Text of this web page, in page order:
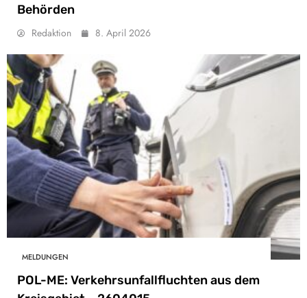
Behörden
Redaktion 8. April 2026
MELDUNGEN
POL-ME: Verkehrsunfallfluchten aus dem